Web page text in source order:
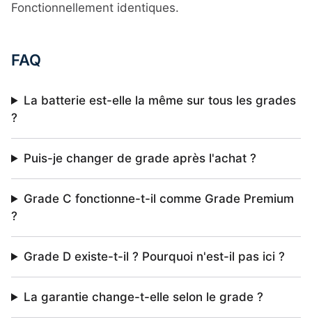
Fonctionnellement identiques.
FAQ
La batterie est-elle la même sur tous les grades
?
Puis-je changer de grade après l'achat ?
Grade C fonctionne-t-il comme Grade Premium
?
Grade D existe-t-il ? Pourquoi n'est-il pas ici ?
La garantie change-t-elle selon le grade ?